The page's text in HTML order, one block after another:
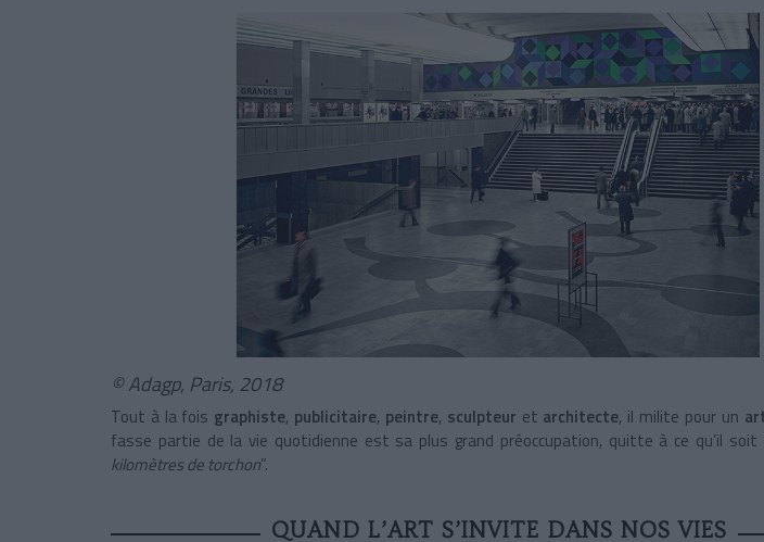
© Adagp, Paris, 2018
Tout à la fois graphiste, publicitaire, peintre, sculpteur et architecte, il milite pour un
fasse partie de la vie quotidienne est sa plus grand préoccupation, quitte à ce qu’il soit
kilomètres de torchon”.
QUAND L’ART S’INVITE DANS NOS VIES